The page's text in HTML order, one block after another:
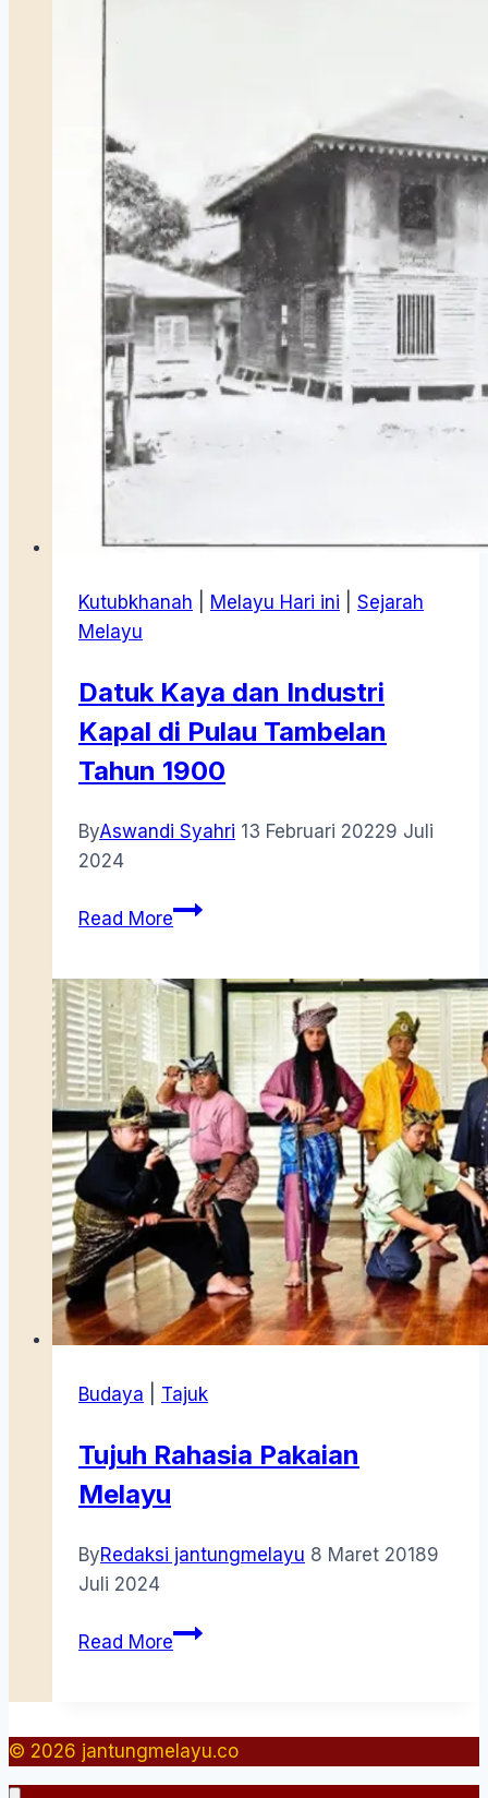
Kutubkhanah Melayu Hari ini
Sejarah
Melayu
Datuk Kaya dan Industri
Kapal di Pulau Tambelan
Tahun 1900
ByAswandi Syahri 13 Februari 20229 Juli
2024
Read MoreDatuk
Industri
Kapal
di
Pulau
Tambelan
Tahun
1900
Budaya Tajuk
Tujuh Rahasia Pakaian
Melayu
ByRedaksi jantungmelayu 8 Maret 20189
Juli 2024
Read MoreTujuh
© 2026 jantungmelayu.co